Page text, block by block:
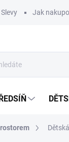
Slevy Jak